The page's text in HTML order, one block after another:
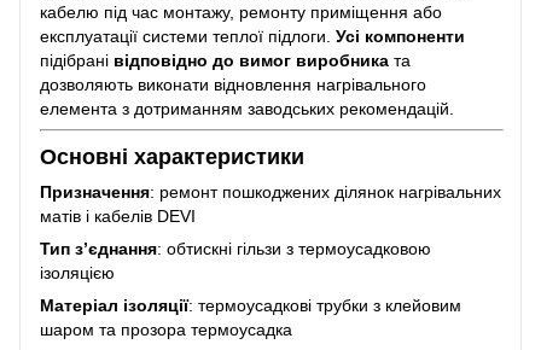
кабелю під час монтажу, ремонту приміщення або
експлуатації системи теплої підлоги. Усі компоненти
підібрані відповідно до вимог виробника та
дозволяють виконати відновлення нагрівального
елемента з дотриманням заводських рекомендацій.
Основні характеристики
Призначення: ремонт пошкоджених ділянок нагрівальних
матів і кабелів DEVI
Тип з’єднання: обтискні гільзи з термоусадковою
ізоляцією
Матеріал ізоляції: термоусадкові трубки з клейовим
шаром та прозора термоусадка